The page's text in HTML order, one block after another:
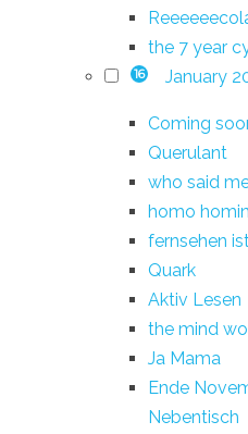
the 7 year
16 January
Coming
Querulant
who said
homo
fernsehen
Quark
Aktiv Lesen
the mind
Ja Mama
Ende
Nebentisch